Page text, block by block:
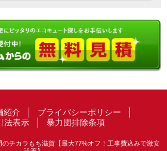
紹介
プライバシーポリシー
法表示
暴力団排除条項
チカラもち滋賀【最大77%オフ！工事費込みで激安